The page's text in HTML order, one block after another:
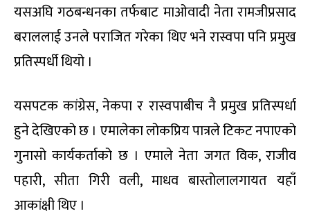
यसअघि गठबन्धनका तर्फबाट माओवादी नेता रामजीप्रसाद
बराललाई उनले पराजित गरेका थिए भने रास्वपा पनि प्रमुख
प्रतिस्पर्धी थियो ।
यसपटक कांग्रेस, नेकपा र रास्वपाबीच नै प्रमुख प्रतिस्पर्धा
हुने देखिएको छ । एमालेका लोकप्रिय पात्रले टिकट नपाएको
गुनासो कार्यकर्ताको छ । एमाले नेता जगत विक, राजीव
पहारी, सीता गिरी वली, माधव बास्तोलालगायत यहाँ
आकांक्षी थिए ।